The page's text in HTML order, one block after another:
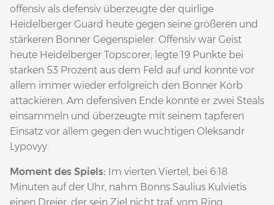
offensiv als defensiv überzeugte der quirlige
Heidelberger Guard heute gegen seine größeren und
stärkeren Bonner Gegenspieler. Offensiv war Geist
heute Heidelberger Topscorer, legte 19 Punkte bei
starken 53 Prozent aus dem Feld auf und konnte vor
allem immer wieder erfolgreich den Bonner Korb
attackieren. Am defensiven Ende konnte er zwei Steals
einsammeln und überzeugte mit seinem tapferen
Einsatz vor allem gegen den wuchtigen Oleksandr
Lypovyy.
Moment des Spiels: Im vierten Viertel, bei 6:18
Minuten auf der Uhr, nahm Bonns Saulius Kulvietis
einen Dreier, der sein Ziel nicht traf, vom Ring